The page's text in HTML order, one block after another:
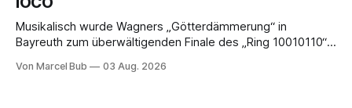
Musikalisch wurde Wagners „Götterdämmerung“ in
Bayreuth zum überwältigenden Finale des „Ring 10010110“:
exzellentes Sängerensemble begeisterten. Die KI-geprägte
Von Marcel Bub 03 Aug. 2026